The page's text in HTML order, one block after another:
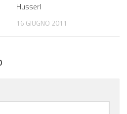
Husserl
16 GIUGNO 2011